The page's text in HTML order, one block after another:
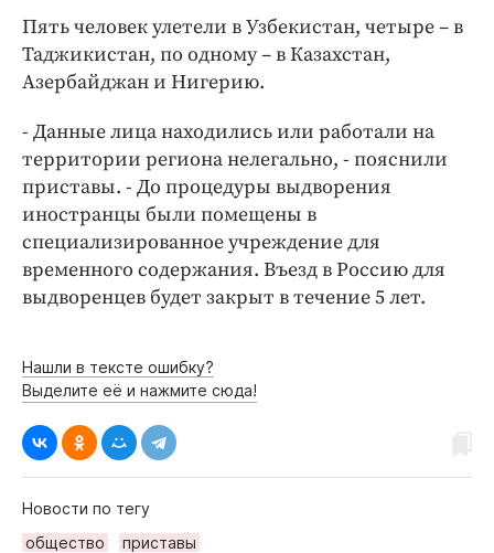
Бренд года
Работодатель года
Пять человек улетели в Узбекистан, четыре – в
Таджикистан, по одному – в Казахстан,
Азербайджан и Нигерию.
- Данные лица находились или работали на
территории региона нелегально, - пояснили
приставы. - До процедуры выдворения
иностранцы были помещены в
специализированное учреждение для
временного содержания. Въезд в Россию для
выдворенцев будет закрыт в течение 5 лет.
Нашли в тексте ошибку?
Выделите её и нажмите сюда!
Новости по тегу
общество
приставы